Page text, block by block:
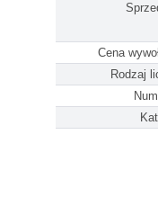
Cena
Rodzaj